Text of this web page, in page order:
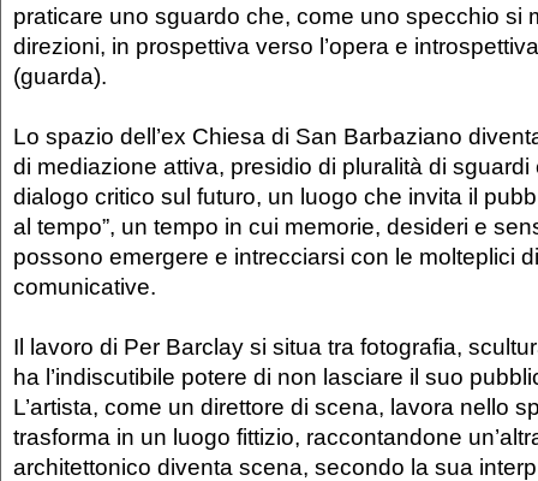
praticare uno sguardo che, come uno specchio si
direzioni, in prospettiva verso l’opera e
(guarda).
Lo spazio dell’ex Chiesa di San Barbaziano
di mediazione attiva, presidio di pluralità di
dialogo critico sul futuro, un luogo che invita il
al tempo”, un tempo in cui memorie, desideri e
possono emergere e intrecciarsi con le molteplici
comunicative.
Il lavoro di Per Barclay si situa tra fotografia,
ha l’indiscutibile potere di non lasciare il suo
L’artista, come un direttore di scena, lavora nello
trasforma in un luogo fittizio, raccontandone
architettonico diventa scena, secondo la sua